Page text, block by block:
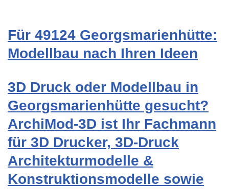
Für 49124 Georgsmarienhütte:
Modellbau nach Ihren Ideen
3D Druck oder Modellbau in
Georgsmarienhütte gesucht?
ArchiMod-3D ist Ihr Fachmann
für 3D Drucker, 3D-Druck
Architekturmodelle &
Konstruktionsmodelle sowie